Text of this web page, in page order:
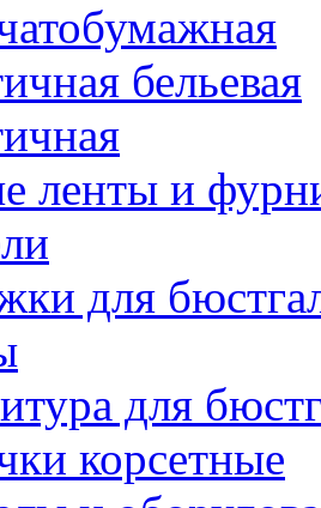
бельевая
ленты и
для
для
корсетные